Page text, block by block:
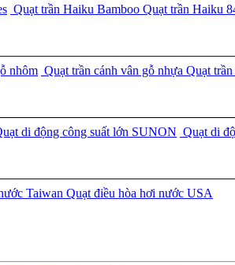
Quạt trần Haiku Bamboo Quạt trần Haiku
nhôm Quạt trần cánh vân gỗ nhựa Quạt
di động công suất lớn SUNON Quạt di
Taiwan Quạt điều hòa hơi nước USA